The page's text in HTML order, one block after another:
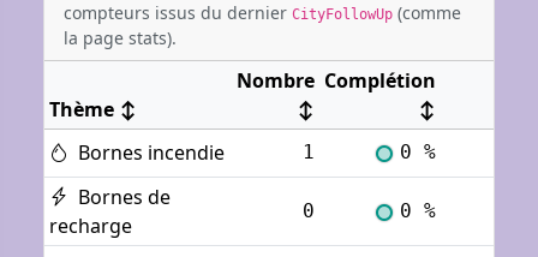
compteurs issus du dernier CityFollowUp (comme
la page stats).
Thème ↕
Nombre
↕
Complétion
↕
Bornes incendie
1 0 %
Bornes de
recharge
0 0 %